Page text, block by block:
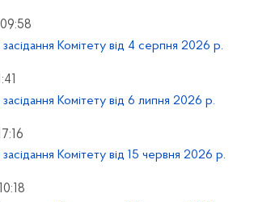
Комітету від 4 серпня 2026 р.
Комітету від 6 липня 2026 р.
Комітету від 15 червня 2026 р.